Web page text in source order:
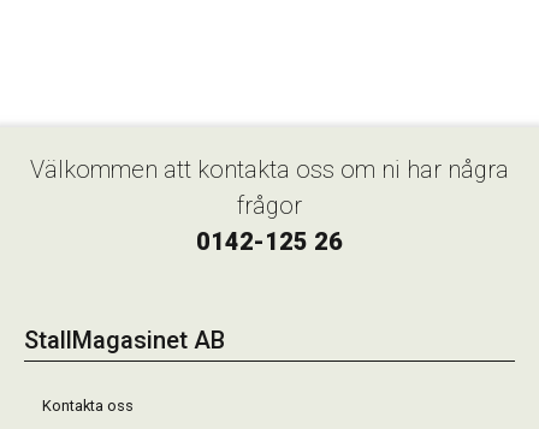
Välkommen att kontakta oss om ni har några
frågor
0142-125 26
StallMagasinet AB
Kontakta oss